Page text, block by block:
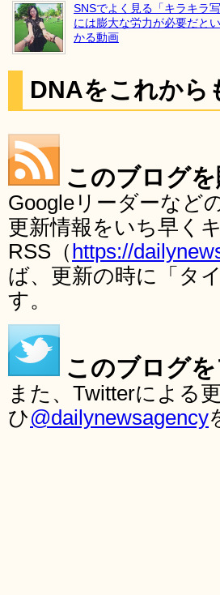
SNSでよく見る「キラキラ
には膨大な労力が必要だと
かる動画
DNAをこれから
このブログ
Googleリーダーなど
更新情報をいち早く
RSS（ https://
ば、更新の時に「タ
す。
このブログ
また、Twitterによる
ひ@dailynewsagency